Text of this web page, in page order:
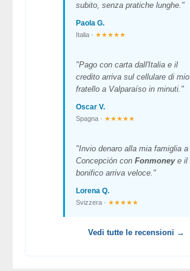
subito, senza pratiche lunghe."
Paola G.
Italia · ★★★★★
"Pago con carta dall'Italia e il
credito arriva sul cellulare di mio
fratello a Valparaíso in minuti."
Oscar V.
Spagna · ★★★★★
"Invio denaro alla mia famiglia a
Concepción con Fonmoneye il
bonifico arriva veloce."
Lorena Q.
Svizzera · ★★★★★
Vedi tutte le recensioni →